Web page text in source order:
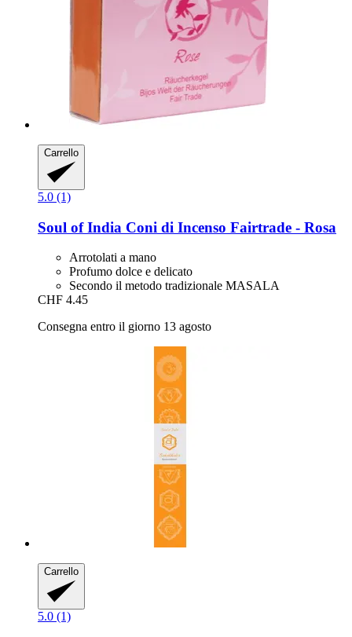
Carrello
5.0 (1)
Soul of India Coni di Incenso Fairtrade -​ Rosa
Arrotolati a mano
Profumo dolce e delicato
Secondo il metodo tradizionale MASALA
CHF 4.45
Consegna entro il giorno 13 agosto
Carrello
5.0 (1)